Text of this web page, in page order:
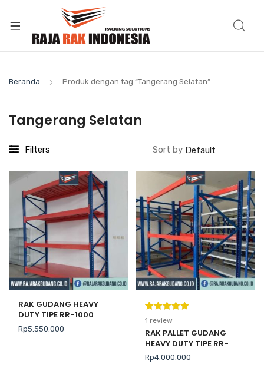
Beranda Produk dengan tag “Tangerang Selatan”
Tangerang Selatan
Filters Sort by
RAK GUDANG HEAVY
DUTY TIPE RR-1000
Rp5.550.000
Peringkat
5.00dari 5
berdasarka
n
1
penilaian
1 review
RAK PALLET GUDANG
HEAVY DUTY TIPE RR-
2000 KAPASITAS 2 TON /
LEVEL
Rp4.000.000